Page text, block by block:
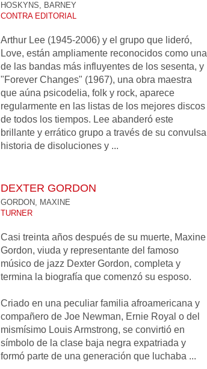
HOSKYNS, BARNEY
CONTRA EDITORIAL
Arthur Lee (1945-2006) y el grupo que lideró,
Love, están ampliamente reconocidos como una
de las bandas más influyentes de los sesenta, y
"Forever Changes" (1967), una obra maestra
que aúna psicodelia, folk y rock, aparece
regularmente en las listas de los mejores discos
de todos los tiempos. Lee abanderó este
brillante y errático grupo a través de su convulsa
historia de disoluciones y ...
DEXTER GORDON
GORDON, MAXINE
TURNER
Casi treinta años después de su muerte, Maxine
Gordon, viuda y representante del famoso
músico de jazz Dexter Gordon, completa y
termina la biografía que comenzó su esposo.
Criado en una peculiar familia afroamericana y
compañero de Joe Newman, Ernie Royal o del
mismísimo Louis Armstrong, se convirtió en
símbolo de la clase baja negra expatriada y
formó parte de una generación que luchaba ...